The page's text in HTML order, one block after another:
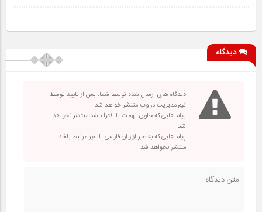
دیدگاه
دیدگاه های ارسال شده توسط شما، پس از تایید توسط
تیم مدیریت در وب منتشر خواهد شد.
پیام هایی که حاوی تهمت یا افترا باشد منتشر نخواهد
شد.
پیام هایی که به غیر از زبان فارسی یا غیر مرتبط باشد
منتشر نخواهد شد.